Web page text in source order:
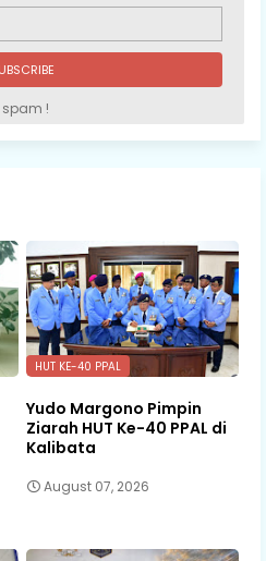
!
HUT KE-40 PPAL
Yudo Margono Pimpin
Ziarah HUT Ke-40 PPAL di
Kalibata
August 07, 2026